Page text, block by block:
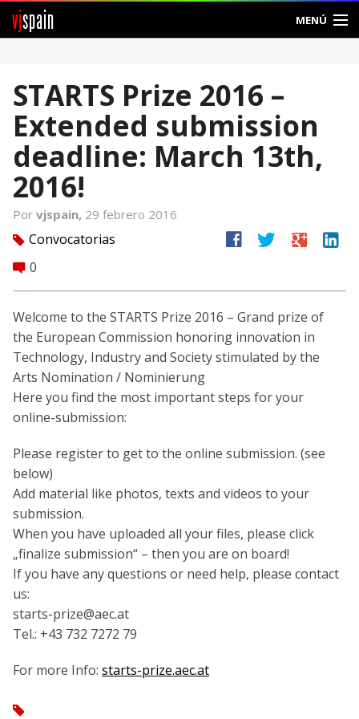
vjspain MENÚ
Foros
Noticias
Vjspain
Ayuda
Contacto
Entrar
Crear Cuenta
STARTS Prize 2016 –
Extended submission
deadline: March 13th,
2016!
Por vjspain, 29 febrero 2016
tag Convocatorias
comment 0
facebook twitter google linkedin
Welcome to the STARTS Prize 2016 – Grand prize of
the European Commission honoring innovation in
Technology, Industry and Society stimulated by the
Arts Nomination / Nominierung
Here you find the most important steps for your
online-submission:
Please register to get to the online submission. (see
below)
Add material like photos, texts and videos to your
submission.
When you have uploaded all your files, please click
„finalize submission“ – then you are on board!
If you have any questions or need help, please contact
us:
starts-prize@aec.at
Tel.: +43 732 7272 79
For more Info: starts-prize.aec.at
tag